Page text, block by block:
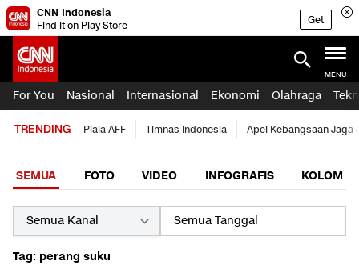
CNN Indonesia
Find it on Play Store
Get
MENU
For You Nasional Internasional Ekonomi Olahraga
TRENDING Piala AFF Timnas Indonesia Apel Kebangsaan Jaga
SEMUA FOTO VIDEO INFOGRAFIS KOLOM
Tag: perang suku